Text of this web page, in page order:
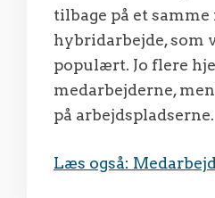
tilbage på et
hybridarbejde, som
populært. Jo flere
medarbejderne,
på arbejdspladserne.
Læs også: